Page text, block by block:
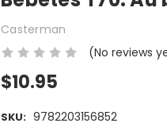
Casterman
(No reviews
$10.95
SKU: 9782203156852